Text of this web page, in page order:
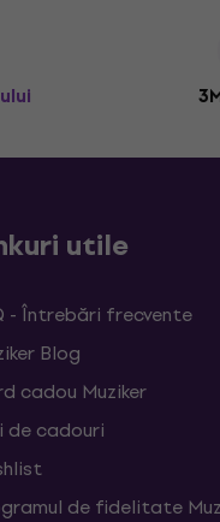
utile
- Întrebări frecvente
Blog
cadou Muziker
de cadouri
de fidelitate